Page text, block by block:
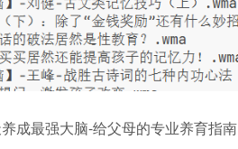
成最强大脑-给父母的专业养育指南